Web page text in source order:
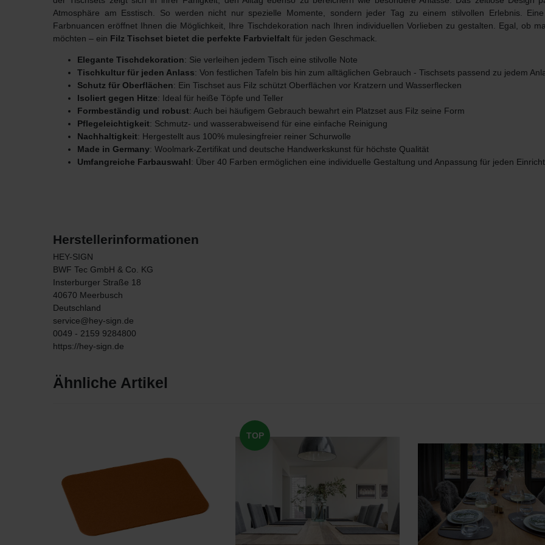
Atmosphäre am Esstisch. So werden nicht nur spezielle Momente, sondern jeder Tag zu einem stilvollen Erlebnis.
Farbnuancen eröffnet Ihnen die Möglichkeit, Ihre Tischdekoration nach Ihren individuellen Vorlieben zu gestalten. Egal, ob
möchten – ein Filz Tischset bietet die perfekte Farbvielfalt für jeden Geschmack.
Elegante Tischdekoration: Sie verleihen jedem Tisch eine stilvolle Note
Tischkultur für jeden Anlass: Von festlichen Tafeln bis hin zum alltäglichen Gebrauch - Tischsets passend zu jedem
Schutz für Oberflächen: Ein Tischset aus Filz schützt Oberflächen vor Kratzern und Wasserflecken
Isoliert gegen Hitze: Ideal für heiße Töpfe und Teller
Formbeständig und robust: Auch bei häufigem Gebrauch bewahrt ein Platzset aus Filz seine Form
Pflegeleichtigkeit: Schmutz- und wasserabweisend für eine einfache Reinigung
Nachhaltigkeit: Hergestellt aus 100% mulesingfreier reiner Schurwolle
Made in Germany: Woolmark-Zertifikat und deutsche Handwerkskunst für höchste Qualität
Umfangreiche Farbauswahl: Über 40 Farben ermöglichen eine individuelle Gestaltung und Anpassung für jeden
Herstellerinformationen
HEY-SIGN
BWF Tec GmbH & Co. KG
Insterburger Straße 18
40670 Meerbusch
Deutschland
service@hey-sign.de
0049 - 2159 9284800
https://hey-sign.de
Ähnliche Artikel
TOP